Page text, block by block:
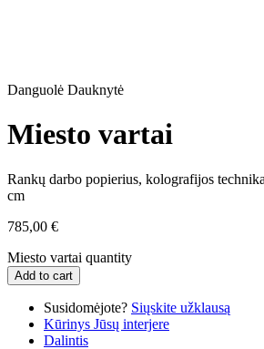
Danguolė Dauknytė
Miesto vartai
Rankų darbo popierius, kolografijos
cm
785,00 €
Miesto vartai quantity
Add to cart
Susidomėjote? Siųskite užklausą
Kūrinys Jūsų interjere
Dalintis